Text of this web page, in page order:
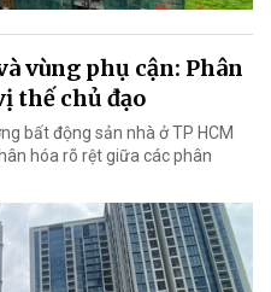
vùng phụ cận: Phân
thế chủ đạo
bất động sản nhà ở TP HCM
hóa rõ rệt giữa các phân